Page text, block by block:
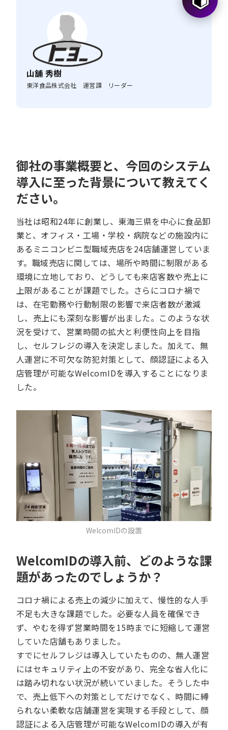
山舗 秀樹
東洋食品株式会社 運営課 リーダー
御社の事業概要と、今回のシステム
導入に至った背景について教えてく
ださい。
当社は昭和24年に創業し、東海三県を中心に食品卸
業と、オフィス・工場・学校・病院などの施設内に
あるミニコンビニ型職域売店を24店舗運営していま
す。職域売店に関しては、場所や時間に制限がある
環境に立地しており、どうしても来店客数や売上に
上限があることが課題でした。さらにコロナ禍で
は、在宅勤務や行動制限の影響で来店者数が激減
し、売上にも深刻な影響が出ました。このような状
況を受けて、営業時間の拡大と利便性向上を目指
し、セルフレジの導入を決定しました。加えて、無
人運営に不可欠な防犯対策として、顔認証による入
店管理が可能なWelcomIDを導入することになりま
した。
WelcomIDの設置
WelcomIDの導入前、どのような課
題があったのでしょうか？
コロナ禍による売上の減少に加えて、慢性的な人手
不足も大きな課題でした。必要な人員を確保でき
ず、やむを得ず営業時間を15時までに短縮して運営
していた店舗もありました。
すでにセルフレジは導入していたものの、無人運営
にはセキュリティ上の不安があり、完全な省人化に
は踏み切れない状況が続いていました。そうした中
で、売上低下への対策としてだけでなく、時間に縛
られない柔軟な店舗運営を実現する手段として、顔
認証による入店管理が可能なWelcomIDの導入が有